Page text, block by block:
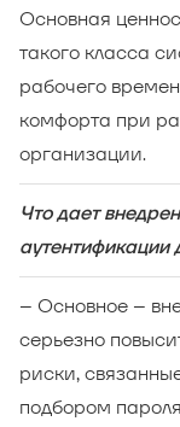
Основная
такого класса
рабочего
комфорта при
организации.
Что дает
аутентификации
– Основное –
серьезно
риски,
подбором